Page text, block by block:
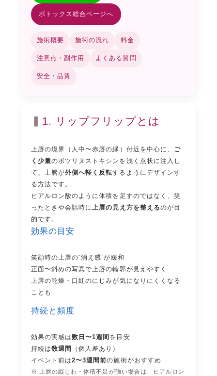
ボトックス総合ページへ
施術概要 施術の流れ 料金
注意点・副作用 よくある質問
安全・品質
1. リップフリップとは
上唇の境界（人中〜赤唇の縁）付近を中心に、 ご
く少量のボツリヌストキシンを浅く点状に注入し
て、上唇が外側へ軽く反転するようにデザインす
る方法です。
ヒアルロン酸のように体積を足すのではなく、笑
ったときや会話時に上唇の見え方を整えるのが目
的です。
効果の目安
笑顔時の上唇の“消え感”が緩和
正面〜斜めの写真で上唇の輪郭が見えやすく
上唇の乾燥・口紅のにじみが気になりにくくなる
ことも
持続と頻度
効果の実感は数日〜1週間 を目安
持続は数週間
（個人差あり）
イベント前は2〜3週間前の施術がおすすめ
※ 上唇の縦じわ・体積不足が強い場合は、
ヒアルロン